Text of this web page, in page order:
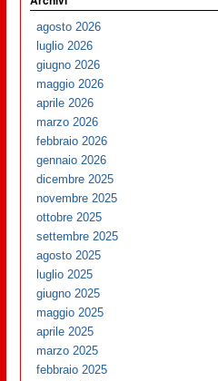
agosto 2026
luglio 2026
giugno 2026
maggio 2026
aprile 2026
marzo 2026
febbraio 2026
gennaio 2026
dicembre 2025
novembre 2025
ottobre 2025
settembre 2025
agosto 2025
luglio 2025
giugno 2025
maggio 2025
aprile 2025
marzo 2025
febbraio 2025